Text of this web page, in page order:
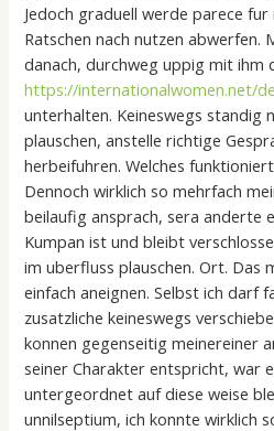
Jedoch graduell werde parece
Ratschen nach nutzen abwerfen.
danach, durchweg uppig mit ihm
https://internationalwomen.net/
unterhalten. Keineswegs standig
plauschen, anstelle richtige
herbeifuhren. Welches
Dennoch wirklich so mehrfach
beilaufig ansprach, sera anderte
Kumpan ist und bleibt
im uberfluss plauschen. Ort. Das
einfach aneignen. Selbst ich darf
zusatzliche keineswegs
konnen gegenseitig meinereiner
seiner Charakter entspricht, war
untergeordnet auf diese weise
unnilseptium, ich konnte wirklich